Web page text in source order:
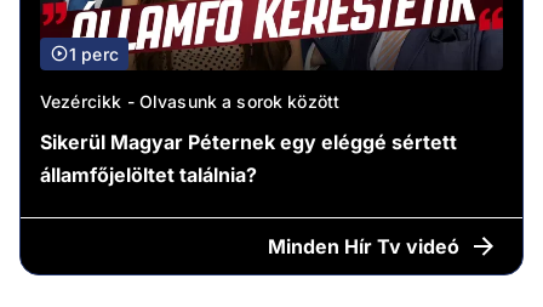
1 perc
Vezércikk - Olvasunk a sorok között
Sikerül Magyar Péternek egy eléggé sértett
államfőjelöltet találnia?
Minden Hír Tv videó